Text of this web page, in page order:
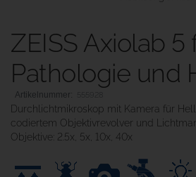
ZEISS Axiolab 5
Pathologie und
Durchlichtmikroskop mit Kamera für
codiertem Objektivrevolver und
Objektive: 2.5x, 5x, 10x, 40x